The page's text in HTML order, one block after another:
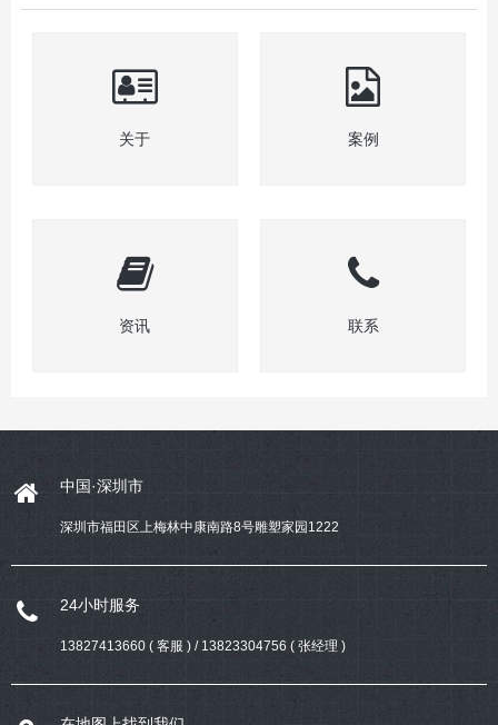
关于 案例
资讯 联系
中国·深圳市
深圳市福田区上梅林中康南路8号雕塑家园1222
24小时服务
13827413660 ( 客服 ) / 13823304756 ( 张经理 )